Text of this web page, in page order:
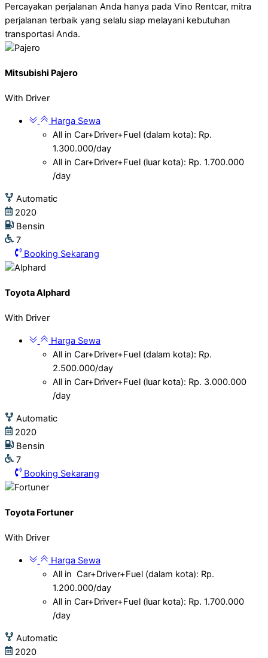
Percayakan perjalanan Anda hanya pada Vino Rentcar, mitra
perjalanan terbaik yang selalu siap melayani kebutuhan
transportasi Anda.
Mitsubishi Pajero
With Driver
Harga Sewa
All in Car+Driver+Fuel (dalam kota): Rp.
1.300.000/day
All in Car+Driver+Fuel (luar kota): Rp. 1.700.000
/day
Automatic
2020
Bensin
7
Booking Sekarang
Toyota Alphard
With Driver
Harga Sewa
All in Car+Driver+Fuel (dalam kota): Rp.
2.500.000/day
All in Car+Driver+Fuel (luar kota): Rp. 3.000.000
/day
Automatic
2020
Bensin
7
Booking Sekarang
Toyota Fortuner
With Driver
Harga Sewa
All in Car+Driver+Fuel (dalam kota): Rp.
1.200.000/day
All in Car+Driver+Fuel (luar kota): Rp. 1.700.000
/day
Automatic
2020